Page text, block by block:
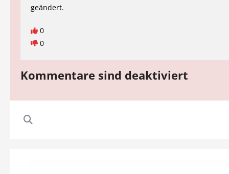
geändert.
0
0
Kommentare sind deaktiviert